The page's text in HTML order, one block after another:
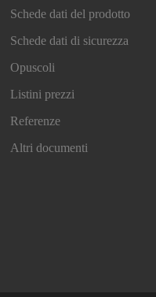
Schede dati del prodotto
Schede dati di sicurezza
Opuscoli
Listini prezzi
Referenze
Altri documenti